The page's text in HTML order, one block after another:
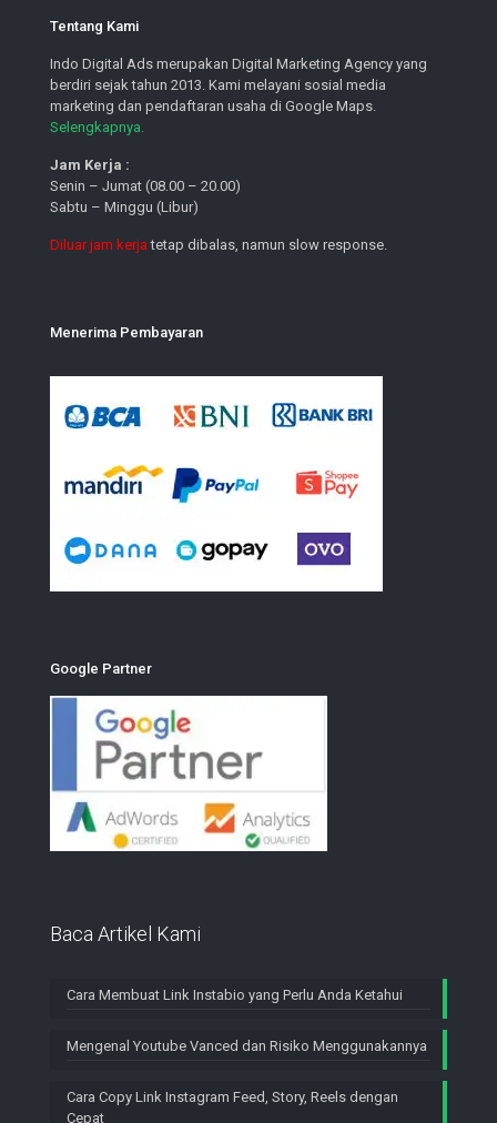
Tentang Kami
Indo Digital Ads merupakan Digital Marketing Agency yang
berdiri sejak tahun 2013. Kami melayani sosial media
marketing dan pendaftaran usaha di Google Maps.
Selengkapnya.
Jam Kerja :
Senin – Jumat (08.00 – 20.00)
Sabtu – Minggu (Libur)
Diluar jam kerja tetap dibalas, namun slow response.
Menerima Pembayaran
Google Partner
Baca Artikel Kami
Cara Membuat Link Instabio yang Perlu Anda Ketahui
Mengenal Youtube Vanced dan Risiko Menggunakannya
Cara Copy Link Instagram Feed, Story, Reels dengan
Cepat